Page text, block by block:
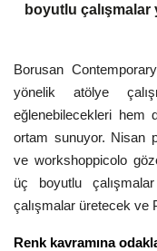
boyutlu
Borusan
yönelik atölye
eğlenebilecekleri hem
ortam sunuyor. Nisan
ve workshoppicolo
üç boyutlu
çalışmalar üretecek ve
Renk kavramına